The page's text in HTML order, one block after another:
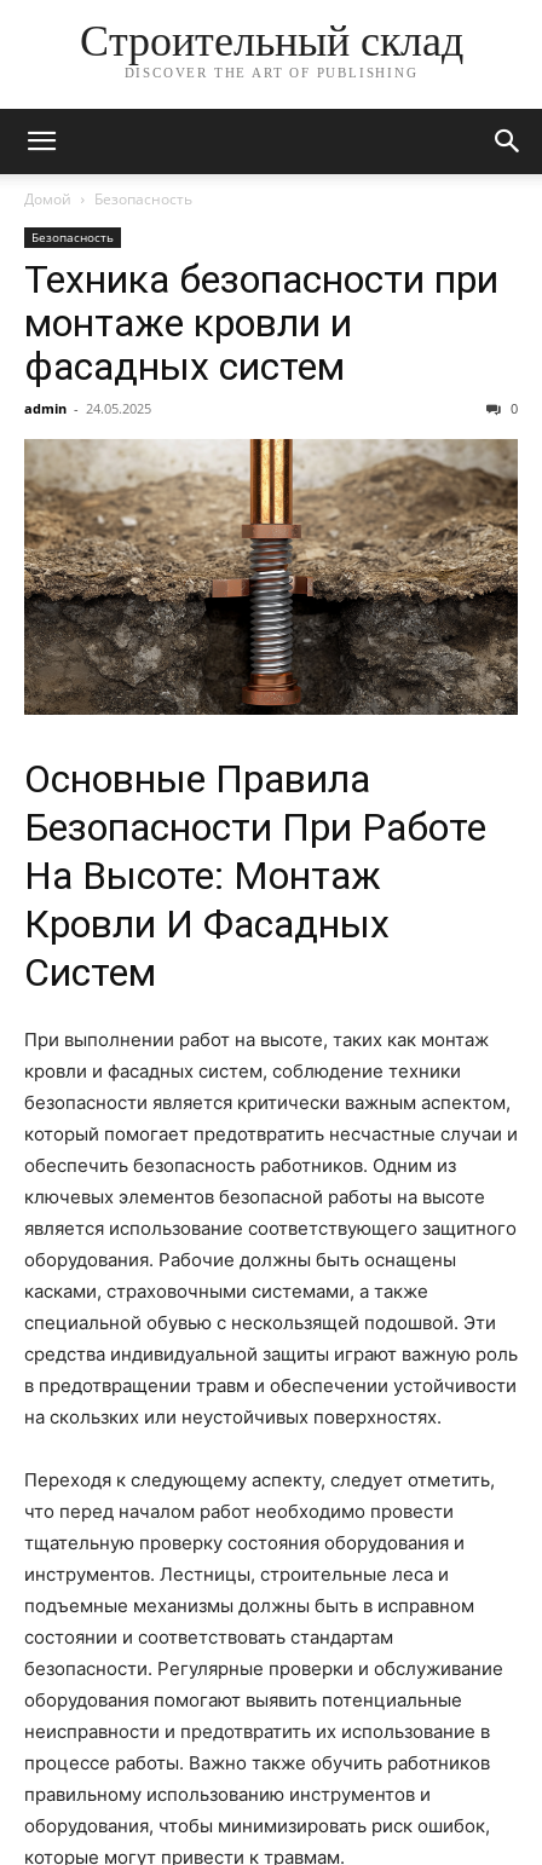
Строительный склад
DISCOVER THE ART OF PUBLISHING
Домой Безопасность
Безопасность
Техника безопасности при
монтаже кровли и
фасадных систем
admin - 24.05.2025 0
Основные Правила
Безопасности При Работе
На Высоте: Монтаж
Кровли И Фасадных
Систем
При выполнении работ на высоте, таких как монтаж
кровли и фасадных систем, соблюдение техники
безопасности является критически важным аспектом,
который помогает предотвратить несчастные случаи и
обеспечить безопасность работников. Одним из
ключевых элементов безопасной работы на высоте
является использование соответствующего защитного
оборудования. Рабочие должны быть оснащены
касками, страховочными системами, а также
специальной обувью с нескользящей подошвой. Эти
средства индивидуальной защиты играют важную роль
в предотвращении травм и обеспечении устойчивости
на скользких или неустойчивых поверхностях.
Переходя к следующему аспекту, следует отметить,
что перед началом работ необходимо провести
тщательную проверку состояния оборудования и
инструментов. Лестницы, строительные леса и
подъемные механизмы должны быть в исправном
состоянии и соответствовать стандартам
безопасности. Регулярные проверки и обслуживание
оборудования помогают выявить потенциальные
неисправности и предотвратить их использование в
процессе работы. Важно также обучить работников
правильному использованию инструментов и
оборудования, чтобы минимизировать риск ошибок,
которые могут привести к травмам.